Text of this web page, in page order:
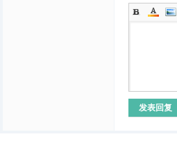
发表回复